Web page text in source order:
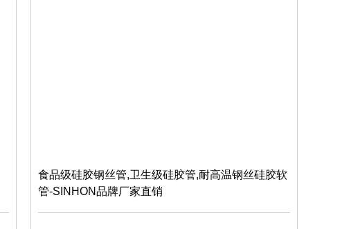
食品级硅胶钢丝管,卫生级硅胶管,耐高温钢丝硅胶软
管-SINHON品牌厂家直销